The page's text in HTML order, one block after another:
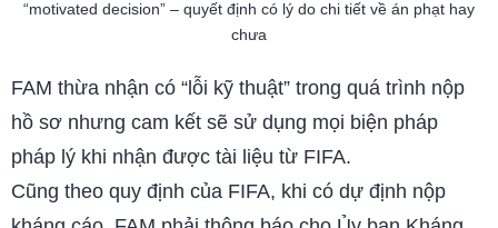
“motivated decision” – quyết định có lý do chi tiết về án phạt hay
chưa
FAM thừa nhận có “lỗi kỹ thuật” trong quá trình nộp
hồ sơ nhưng cam kết sẽ sử dụng mọi biện pháp
pháp lý khi nhận được tài liệu từ FIFA.
Cũng theo quy định của FIFA, khi có dự định nộp